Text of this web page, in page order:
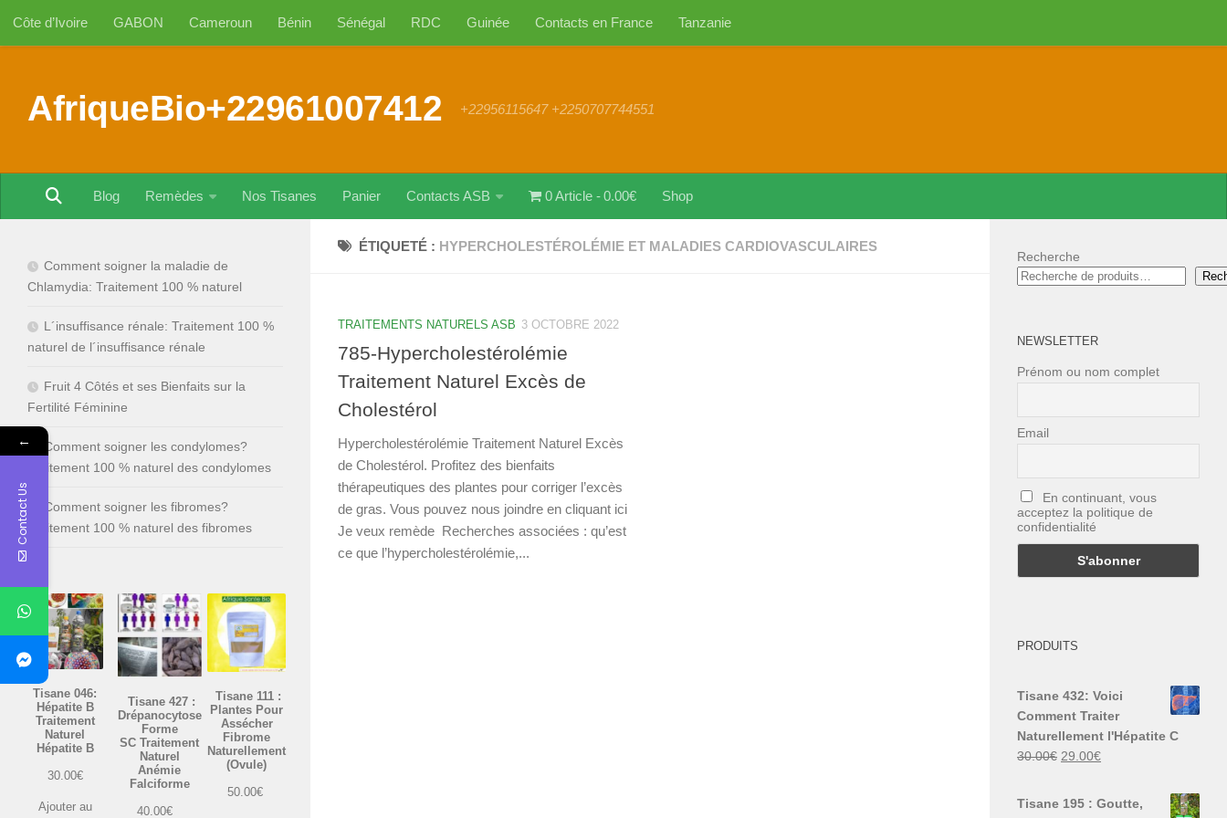
Au dessous du contenu
Côte d’Ivoire GABON Cameroun Bénin Sénégal RDC Guinée Contacts en France Tanzanie
AfriqueBio+22961007412 +22956115647 +2250707744551
Blog Remèdes Nos Tisanes Panier Contacts ASB 0 Article 0.00€ Shop
ÉTIQUETÉ : HYPERCHOLESTÉROLÉMIE ET MALADIES CARDIOVASCULAIRES
TRAITEMENTS NATURELS ASB 3 OCTOBRE 2022
785-Hypercholestérolémie
Traitement Naturel Excès de
Cholestérol
Hypercholestérolémie Traitement Naturel Excès
de Cholestérol. Profitez des bienfaits
thérapeutiques des plantes pour corriger l’excès
de gras. Vous pouvez nous joindre en cliquant ici
Je veux remède Recherches associées : qu’est
ce que l’hypercholestérolémie,...
Comment soigner la maladie de
Chlamydia: Traitement 100 % naturel
L´insuffisance rénale: Traitement 100 %
naturel de l´insuffisance rénale
Fruit 4 Côtés et ses Bienfaits sur la
Fertilité Féminine
Comment soigner les condylomes?
Traitement 100 % naturel des condylomes
Comment soigner les fibromes?
Traitement 100 % naturel des fibromes
Tisane 046:
Hépatite B
Traitement
Naturel
Hépatite B
30.00€
Ajouter au
Tisane 427 :
Drépanocytose
Forme
SC Traitement
Naturel
Anémie
Falciforme
40.00€
Tisane 111 :
Plantes Pour
Assécher
Fibrome
Naturellement
(Ovule)
50.00€
Recherche
NEWSLETTER
Prénom ou nom complet
Email
En continuant, vous
acceptez la politique de
confidentialité
PRODUITS
Tisane 432: Voici
Comment Traiter
Naturellement l'Hépatite C
30.00€ Le
29.00€Le
Tisane 195 : Goutte,
←
Contact Us